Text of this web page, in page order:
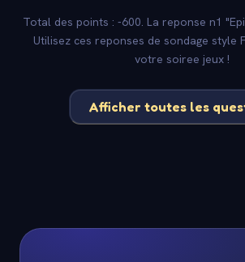
Total des points : -600. La reponse n1
Utilisez ces reponses de sondage style
votre soiree jeux !
Afficher toutes les